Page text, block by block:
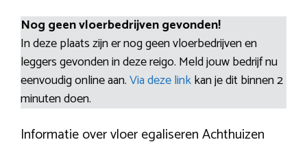
Nog geen vloerbedrijven gevonden!
In deze plaats zijn er nog geen vloerbedrijven en
leggers gevonden in deze reigo. Meld jouw bedrijf nu
eenvoudig online aan.Via deze linkkan je dit binnen 2
minuten doen.
Informatie over vloer egaliseren Achthuizen